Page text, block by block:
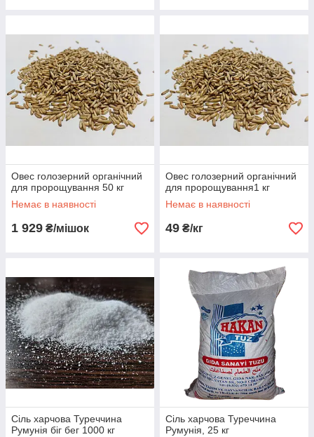
Овес голозерний органічний
для пророщування 50 кг
Немає в наявності
1 929 ₴/мішок
Овес голозерний органічний
для пророщування1 кг
Немає в наявності
49 ₴/кг
Сіль харчова Туреччина
Румунія біг бег 1000 кг
Сіль харчова Туреччина
Румунія, 25 кг